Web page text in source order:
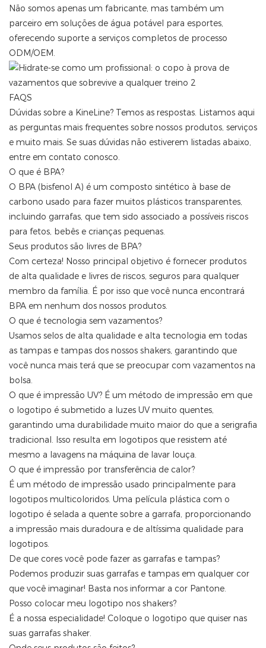
Não somos apenas um fabricante, mas também um
parceiro em soluções de água potável para esportes,
oferecendo suporte a serviços completos de processo
ODM/OEM.
FAQS
Dúvidas sobre a KineLine? Temos as respostas. Listamos aqui
as perguntas mais frequentes sobre nossos produtos, serviços
e muito mais. Se suas dúvidas não estiverem listadas abaixo,
entre em contato conosco.
O que é BPA?
O BPA (bisfenol A) é um composto sintético à base de
carbono usado para fazer muitos plásticos transparentes,
incluindo garrafas, que tem sido associado a possíveis riscos
para fetos, bebês e crianças pequenas.
Seus produtos são livres de BPA?
Com certeza! Nosso principal objetivo é fornecer produtos
de alta qualidade e livres de riscos, seguros para qualquer
membro da família. É por isso que você nunca encontrará
BPA em nenhum dos nossos produtos.
O que é tecnologia sem vazamentos?
Usamos selos de alta qualidade e alta tecnologia em todas
as tampas e tampas dos nossos shakers, garantindo que
você nunca mais terá que se preocupar com vazamentos na
bolsa.
O que é impressão UV? É um método de impressão em que
o logotipo é submetido a luzes UV muito quentes,
garantindo uma durabilidade muito maior do que a serigrafia
tradicional. Isso resulta em logotipos que resistem até
mesmo a lavagens na máquina de lavar louça.
O que é impressão por transferência de calor?
É um método de impressão usado principalmente para
logotipos multicoloridos. Uma película plástica com o
logotipo é selada a quente sobre a garrafa, proporcionando
a impressão mais duradoura e de altíssima qualidade para
logotipos.
De que cores você pode fazer as garrafas e tampas?
Podemos produzir suas garrafas e tampas em qualquer cor
que você imaginar! Basta nos informar a cor Pantone.
Posso colocar meu logotipo nos shakers?
É a nossa especialidade! Coloque o logotipo que quiser nas
suas garrafas shaker.